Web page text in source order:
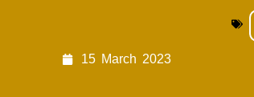
15 March 2023